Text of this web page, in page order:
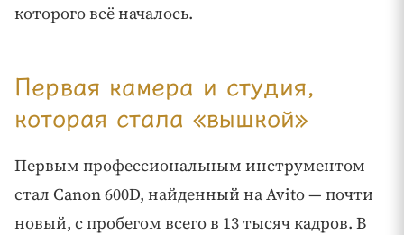
которого всё началось.
Первая камера и студия,
которая стала «вышкой»
Первым профессиональным инструментом
стал Canon 600D, найденный на Avito — почти
новый, с пробегом всего в 13 тысяч кадров. В